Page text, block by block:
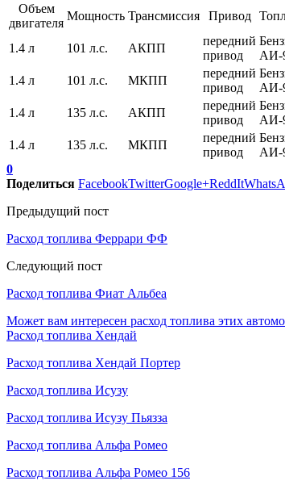
Объем
двигателя
Мощность Трансмиссия Привод
1.4 л 101 л.с. АКПП
передний
привод
АИ-
1.4 л 101 л.с. МКПП
передний
привод
АИ-
1.4 л 135 л.с. АКПП
передний
привод
АИ-
1.4 л 135 л.с. МКПП
передний
привод
АИ-
0
Поделиться FacebookTwitterGoogle+ReddIt
Предыдущий пост
Расход топлива Феррари ФФ
Следующий пост
Расход топлива Фиат Альбеа
Может вам интересен расход топлива этих
Расход топлива Хендай
Расход топлива Хендай Портер
Расход топлива Исузу
Расход топлива Исузу Пьязза
Расход топлива Альфа Ромео
Расход топлива Альфа Ромео 156